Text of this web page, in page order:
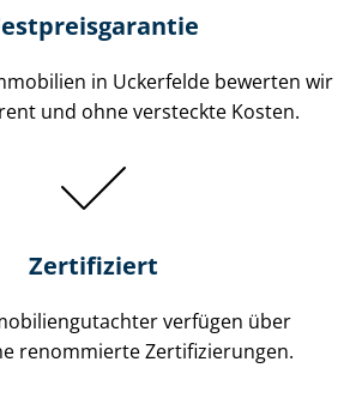
in Uckerfelde bewerten wir
und ohne versteckte Kosten.
Zertifiziert
verfügen über
renommierte Zer­ti­fi­zie­run­gen.